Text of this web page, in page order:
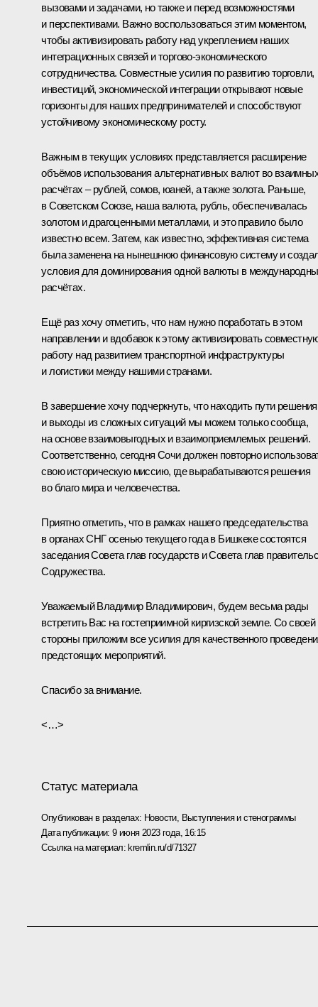
вызовами и задачами, но также и перед возможностями
и перспективами. Важно воспользоваться этим моментом,
чтобы активизировать работу над укреплением наших
интеграционных связей и торгово-экономического
сотрудничества. Совместные усилия по развитию торговли,
инвестиций, экономической интеграции открывают новые
горизонты для наших предпринимателей и способствуют
устойчивому экономическому росту.
Важным в текущих условиях представляется расширение
объёмов использования альтернативных валют во
расчётах – рублей, сомов, юаней, а также золота. Раньше,
в Советском Союзе, наша валюта, рубль, обеспечивалась
золотом и драгоценными металлами, и это правило было
известно всем. Затем, как известно, эффективная система
была заменена на нынешнюю финансовую систему и
условия для доминирования одной валюты в
расчётах.
Ещё раз хочу отметить, что нам нужно поработать в этом
направлении и вдобавок к этому активизировать
работу над развитием транспортной инфраструктуры
и логистики между нашими странами.
В завершение хочу подчеркнуть, что находить пути решения
и выходы из сложных ситуаций мы можем только сообща,
на основе взаимовыгодных и взаимоприемлемых решений.
Соответственно, сегодня Сочи должен повторно
свою историческую миссию, где вырабатываются решения
во благо мира и человечества.
Приятно отметить, что в рамках нашего председательства
в органах СНГ осенью текущего года в Бишкеке состоятся
заседания Совета глав государств и Совета глав
Содружества.
Уважаемый Владимир Владимирович, будем весьма рады
встретить Вас на гостеприимной киргизской земле. Со своей
стороны приложим все усилия для качественного
предстоящих мероприятий.
Спасибо за внимание.
<…>
Статус материала
Опубликован в разделах: Новости, Выступления и стенограммы
Дата публикации:9 июня 2023 года, 16:15
Ссылка на материал: kremlin.ru/d/71327